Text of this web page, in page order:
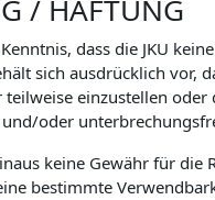
/ HAFTUNG
dass die JKU
sich ausdrücklich
einzustellen
oder
keine Gewähr für
bestimmte